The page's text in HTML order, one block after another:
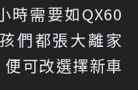
時需要如QX60
們都張大離家
可改選擇新車